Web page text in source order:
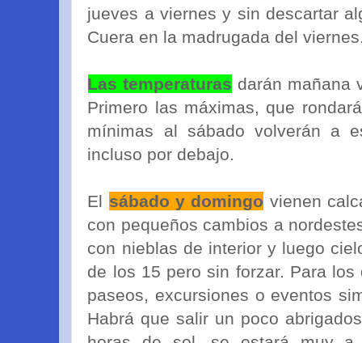
jueves a viernes y sin descartar
Cuera en la madrugada del
Las temperaturas darán mañana
Primero las máximas, que
mínimas al sábado volverán a
incluso por debajo.
El sábado y domingo vienen
con pequeños cambios a
con nieblas de interior y luego
de los 15 pero sin forzar. Para
paseos, excursiones o eventos
Habrá que salir un poco